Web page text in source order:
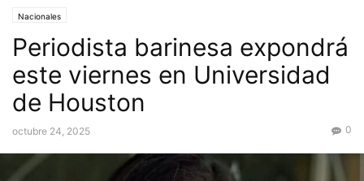
Nacionales
Periodista barinesa expondrá
este viernes en Universidad
de Houston
octubre 24, 2025 0